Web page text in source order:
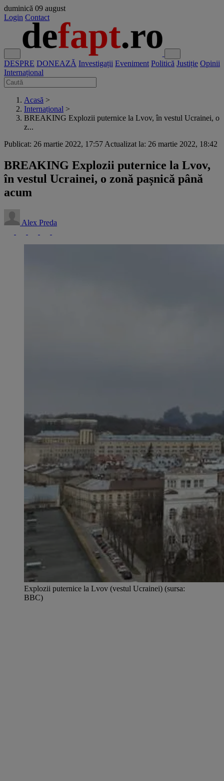
duminică 09 august
Login Contact
DESPRE DONEAZĂ Investigații Eveniment Politică Justiție Opinii
Internațional
Acasă >
Internațional >
BREAKING Explozii puternice la Lvov, în vestul Ucrainei, o
z...
Publicat: 26 martie 2022, 17:57 Actualizat la: 26 martie 2022, 18:42
BREAKING Explozii puternice la Lvov,
în vestul Ucrainei, o zonă pașnică până
acum
Alex Preda
Explozii puternice la Lvov (vestul Ucrainei) (sursa:
BBC)